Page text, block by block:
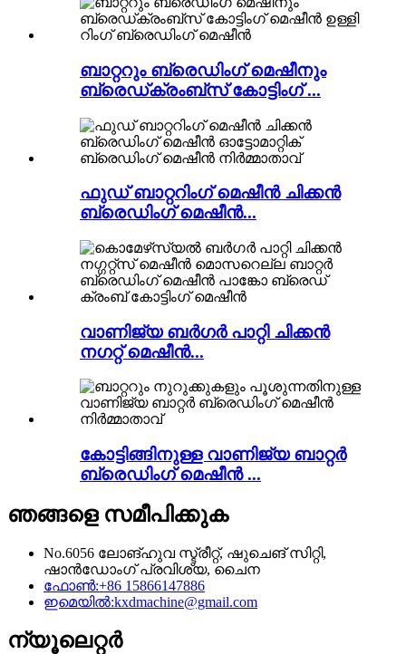
ബാറ്ററും ബ്രെഡിംഗ് മെഷീനും
ബ്രെഡ്ക്രംബ്സ് കോട്ടിംഗ് ...
ഫുഡ് ബാറ്ററിംഗ് മെഷീൻ ചിക്കൻ
ബ്രെഡിംഗ് മെഷീൻ...
വാണിജ്യ ബർഗർ പാറ്റി ചിക്കൻ
നഗറ്റ് മെഷീൻ...
കോട്ടിങ്ങിനുള്ള വാണിജ്യ ബാറ്റർ
ബ്രെഡിംഗ് മെഷീൻ ...
ഞങ്ങളെ സമീപിക്കുക
No.6056 ലോങ്‌ഹുവ സ്ട്രീറ്റ്, ഷുചെങ് സിറ്റി,
ഷാൻഡോംഗ് പ്രവിശ്യ, ചൈന
ഫോൺ:+86 15866147886
ഇമെയിൽ:kxdmachine@gmail.com
ന്യൂലെറ്റർ